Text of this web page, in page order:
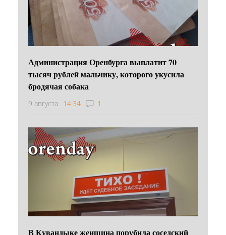
Администрация Оренбурга выплатит 70
тысяч рублей мальчику, которого укусила
бродячая собака
9 августа 14:34 1
В Кувандыке женщина порубила соседский